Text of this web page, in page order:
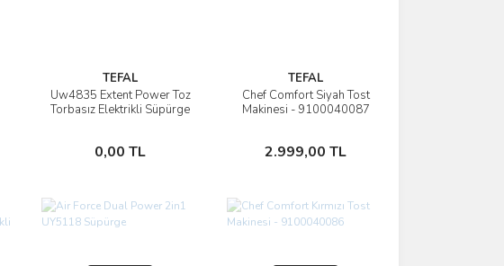
TEFAL
Uw4835 Extent Power Toz
Torbasız Elektrikli Süpürge
0,00 TL
İncele
Stokta Yok
TEFAL
Chef Comfort Siyah Tost
Makinesi - 9100040087
2.999,00 TL
İncele
Stokta Yok